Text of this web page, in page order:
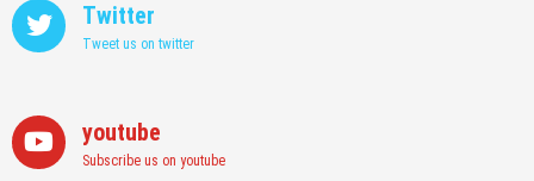
Twitter
Tweet us on twitter
youtube
Subscribe us on youtube